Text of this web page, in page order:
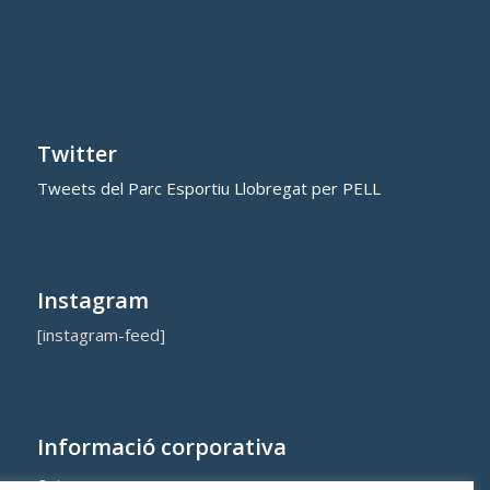
Twitter
Tweets del Parc Esportiu Llobregat per PELL
Instagram
[instagram-feed]
Informació corporativa
Qui som